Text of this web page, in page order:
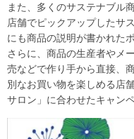
また、多くのサステナブル
店舗でピックアップしたサ
にも商品の説明が書かれた
さらに、商品の生産者やメ
売などで作り手から直接、
別なお買い物を楽しめる店
サロン」に合わせたキャン